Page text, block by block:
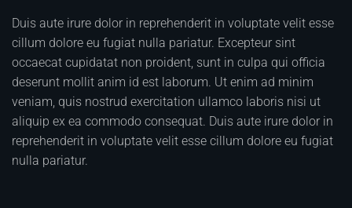
Duis aute irure dolor in reprehenderit in voluptate velit esse
cillum dolore eu fugiat nulla pariatur. Excepteur sint
occaecat cupidatat non proident, sunt in culpa qui officia
deserunt mollit anim id est laborum. Ut enim ad minim
veniam, quis nostrud exercitation ullamco laboris nisi ut
aliquip ex ea commodo consequat. Duis aute irure dolor in
reprehenderit in voluptate velit esse cillum dolore eu fugiat
nulla pariatur.